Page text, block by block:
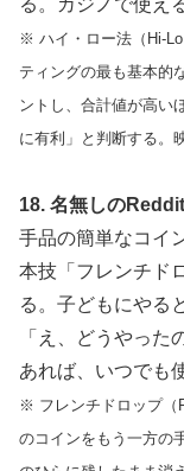
る。カジノで使え
※ ハイ・ロー法（Hi-
ティングの最も基本的
ントし、合計値が高い
に有利」と判断する。
18. 名無しの
手品の簡単なコイ
本技「フレンチド
る。子どもにやる
「え、どうやっ
あれば、いつでも
※ フレンチドロップ（
のコインをもう一方の